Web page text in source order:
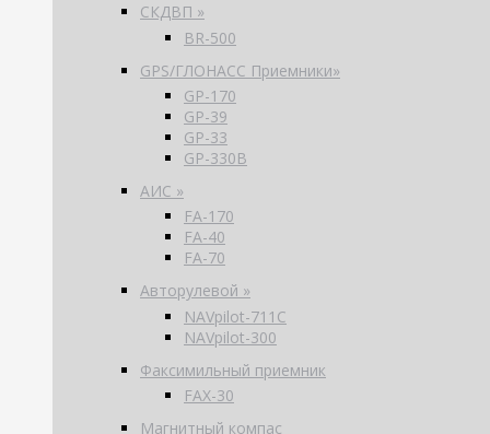
СКДВП »
BR-500
GPS/ГЛОНАСС Приемники»
GP-170
GP-39
GP-33
GP-330B
АИС »
FA-170
FA-40
FA-70
Авторулевой »
NAVpilot-711С
NAVpilot-300
Факсимильный приемник
FAX-30
Магнитный компас